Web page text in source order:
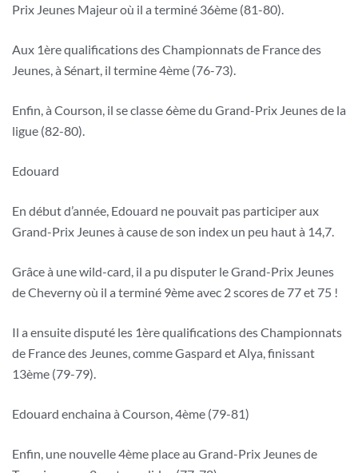
Prix Jeunes Majeur où il a terminé 36ème (81-80).
Aux 1ère qualifications des Championnats de France des
Jeunes, à Sénart, il termine 4ème (76-73).
Enfin, à Courson, il se classe 6ème du Grand-Prix Jeunes de la
ligue (82-80).
Edouard
En début d’année, Edouard ne pouvait pas participer aux
Grand-Prix Jeunes à cause de son index un peu haut à 14,7.
Grâce à une wild-card, il a pu disputer le Grand-Prix Jeunes
de Cheverny où il a terminé 9ème avec 2 scores de 77 et 75 !
Il a ensuite disputé les 1ère qualifications des Championnats
de France des Jeunes, comme Gaspard et Alya, finissant
13ème (79-79).
Edouard enchaina à Courson, 4ème (79-81)
Enfin, une nouvelle 4ème place au Grand-Prix Jeunes de